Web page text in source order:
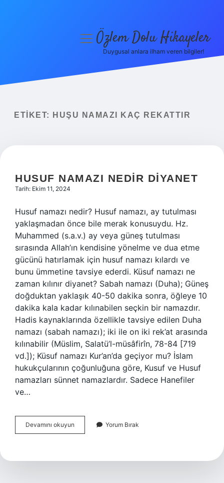
Yasal Uyarı
menüyüÖzlem Dolu Hikayeler
Duygusal anlara ilham veren bilgiler!
ETIKET: HUŞU NAMAZI KAÇ REKATTIR
HUSUF NAMAZI NEDIR DIYANET
Tarih: Ekim 11, 2024
Husuf namazı nedir? Husuf namazı, ay tutulması
yaklaşmadan önce bile merak konusuydu. Hz.
Muhammed (s.a.v.) ay veya güneş tutulması
sırasında Allah’ın kendisine yönelme ve dua etme
gücünü hatırlamak için husuf namazı kılardı ve
bunu ümmetine tavsiye ederdi. Küsuf namazı ne
zaman kılınır diyanet? Sabah namazı (Duha); Güneş
doğduktan yaklaşık 40-50 dakika sonra, öğleye 10
dakika kala kadar kılınabilen seçkin bir namazdır.
Hadis kaynaklarında özellikle tavsiye edilen Duha
namazı (sabah namazı); iki ile on iki rek’at arasında
kılınabilir (Müslim, Salatü’l-müsâfirîn, 78-84 [719
vd.]); Küsuf namazı Kur’an’da geçiyor mu? İslam
hukukçularının çoğunluğuna göre, Kusuf ve Husuf
namazları sünnet namazlardır. Sadece Hanefiler
ve…
Devamını okuyun
Namazı
Yorum Bırak